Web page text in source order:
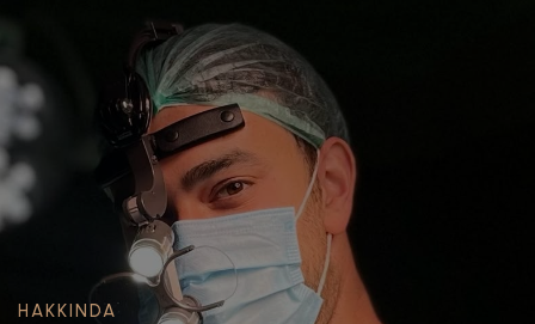
HAKKINDA